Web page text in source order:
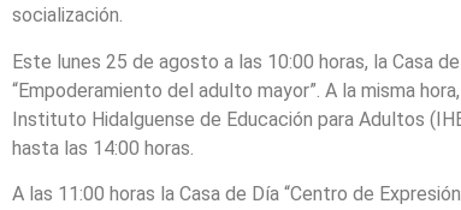
socialización.
Este lunes 25 de agosto a las 10:00 horas, la Casa
“Empoderamiento del adulto mayor”. A la misma
Instituto Hidalguense de Educación para Adultos
hasta las 14:00 horas.
A las 11:00 horas la Casa de Día “Centro de